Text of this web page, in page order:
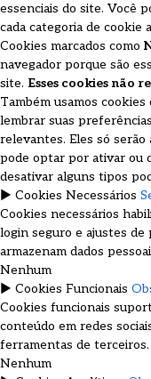
essenciais do site. Você
cada categoria de cookie
Cookies marcados como
navegador porque são
site. Esses cookies não
Também usamos
lembrar suas
relevantes. Eles só
pode optar por ativar ou
desativar alguns tipos
► Cookies Necessários
Cookies necessários
login seguro e ajustes
armazenam dados
Nenhum
► Cookies Funcionais
Cookies funcionais
conteúdo em redes
ferramentas de terceiros.
Nenhum